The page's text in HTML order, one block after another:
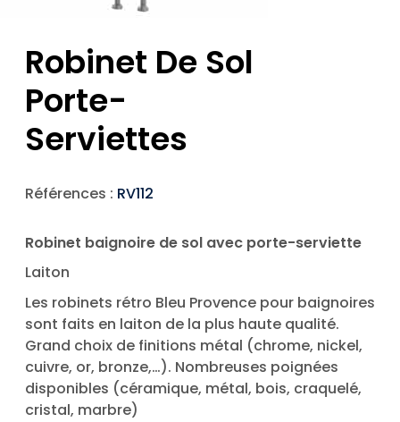
Robinet De Sol
Porte-
Serviettes
Références : RV112
Robinet baignoire de sol avec porte-serviette
Laiton
Les robinets rétro Bleu Provence pour baignoires
sont faits en laiton de la plus haute qualité.
Grand choix de finitions métal (chrome, nickel,
cuivre, or, bronze,…). Nombreuses poignées
disponibles (céramique, métal, bois, craquelé,
cristal, marbre)